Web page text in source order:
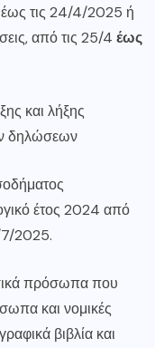
τις 24/4/2025 ή
από τις 25/4 έως
και λήξης
δηλώσεων
έτος 2024 από
7/2025.
πρόσωπα που
και νομικές
βιβλία και